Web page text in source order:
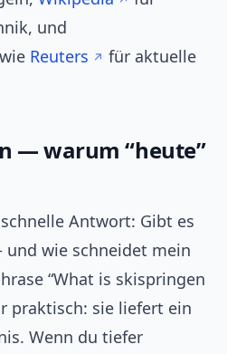
und
Reuters
für aktuelle
— warum “heute”
Antwort: Gibt es
wie schneidet mein
“What is skispringen
praktisch: sie liefert ein
Wenn du tiefer